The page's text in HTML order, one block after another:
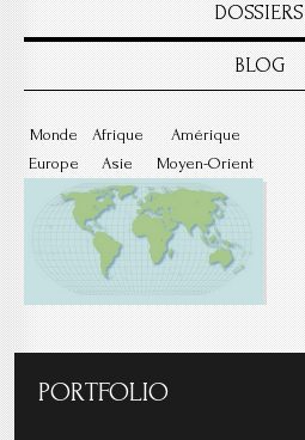
DOSSIERS
BLOG
Monde
Europe
Afrique
Asie
Amérique
Moyen-Orient
PORTFOLIO